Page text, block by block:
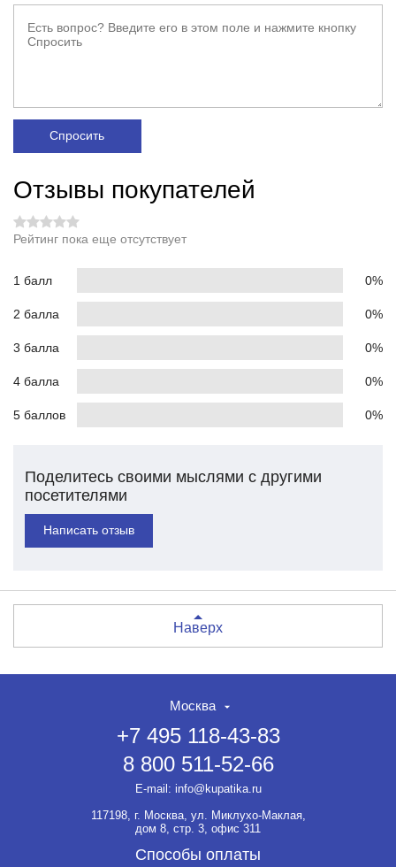
Спросить
Отзывы покупателей
Рейтинг пока еще отсутствует
1 балл 0%
2 балла 0%
3 балла 0%
4 балла 0%
5 баллов 0%
Поделитесь своими мыслями с другими
посетителями
Написать отзыв
Наверх
Москва
+7 495 118-43-83
8 800 511-52-66
E-mail: info@kupatika.ru
117198, г. Москва, ул. Миклухо-Маклая,
дом 8, стр. 3, офис 311
Способы оплаты